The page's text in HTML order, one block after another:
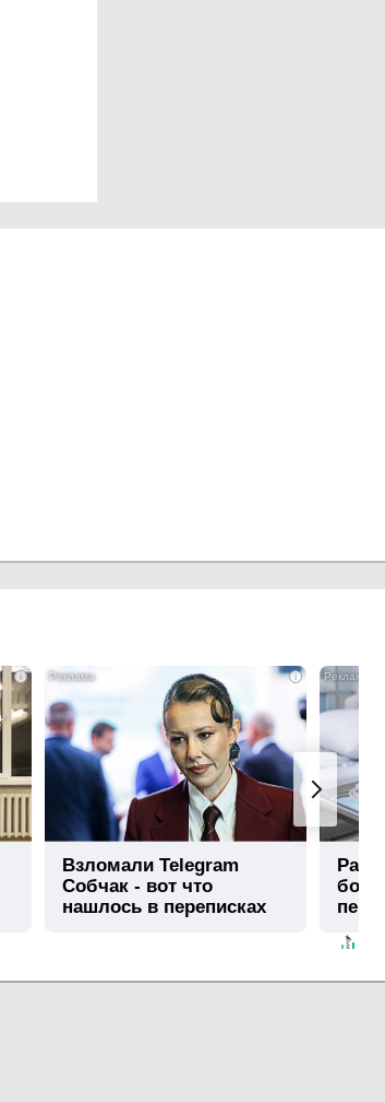
i i
Взломали Telegram
Собчак - вот что
нашлось в переписках
Рак